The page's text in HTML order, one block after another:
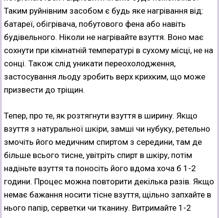
Таким руйнівним засобом є будь яке нагрівання від:
батареї, обігрівача, побутового фена або навіть
будівельного. Ніколи не нагрівайте взуття. Воно має
сохнути при кімнатній температурі в сухому місці, не на
сонці. Також слід уникати переохолодження,
застосування льоду зробить верх крихким, що може
призвести до тріщин.
Тепер, про те, як розтягнути взуття в ширину. Якщо
взуття з натуральної шкіри, замші чи нубуку, ретельно
змочіть його медичним спиртом з середини, там де
більше всього тисне, увітріть спирт в шкіру, потім
надіньте взуття та поносіть його вдома хоча б 1-2
години. Процес можна повторити декілька разів. Якщо
немає бажання носити тісне взуття, щільно запхайте в
нього папір, серветки чи тканину. Витримайте 1-2